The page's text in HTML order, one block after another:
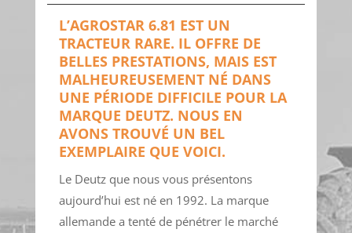
L’AGROSTAR 6.81 EST UN
TRACTEUR RARE. IL OFFRE DE
BELLES PRESTATIONS, MAIS EST
MALHEUREUSEMENT NÉ DANS
UNE PÉRIODE DIFFICILE POUR LA
MARQUE DEUTZ. NOUS EN
AVONS TROUVÉ UN BEL
EXEMPLAIRE QUE VOICI.
Le Deutz que nous vous présentons
aujourd’hui est né en 1992. La marque
allemande a tenté de pénétrer le marché